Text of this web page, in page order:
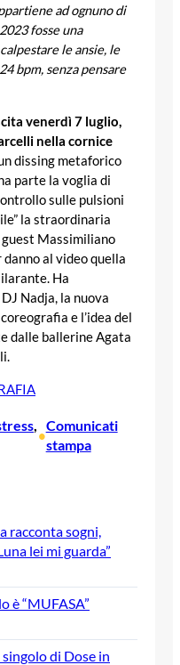
ad ognuno di
fosse una
le ansie, le
bpm, senza pensare
venerdì 7 luglio,
nella cornice
dissing metaforico
parte la voglia di
sulle pulsioni
la straordinaria
Massimiliano
al video quella
Ha
Nadja, la nuova
e l’idea del
dalle ballerine Agata
•
Comunicati
stampa
racconta sogni,
lei mi guarda”
è “MUFASA”
singolo di Dose in